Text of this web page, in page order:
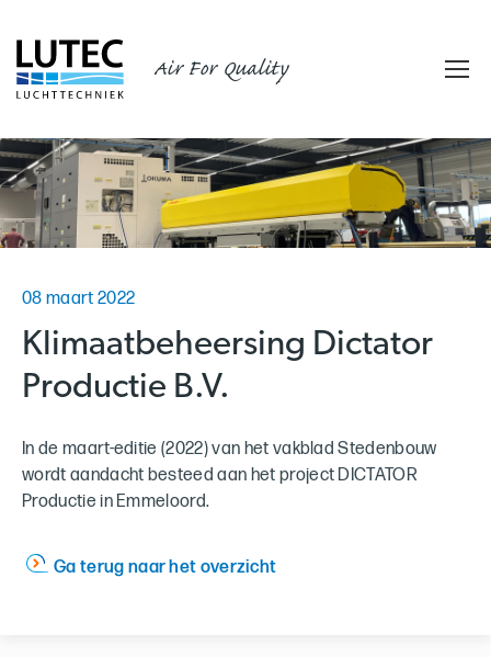
Air For Quality
08 maart 2022
Klimaatbeheersing Dictator
Productie B.V.
In de maart-editie (2022) van het vakblad Stedenbouw
wordt aandacht besteed aan het project DICTATOR
Productie in Emmeloord.
Ga terug naar het overzicht